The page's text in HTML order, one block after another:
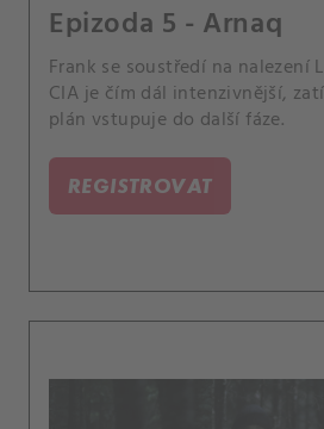
Epizoda 5 - Arnaq
Frank se soustředí na nalezení
CIA je čím dál intenzivnější,
plán vstupuje do další fáze.
REGISTROVAT